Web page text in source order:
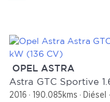
OPEL ASTRA
2016 190.085kms Diésel